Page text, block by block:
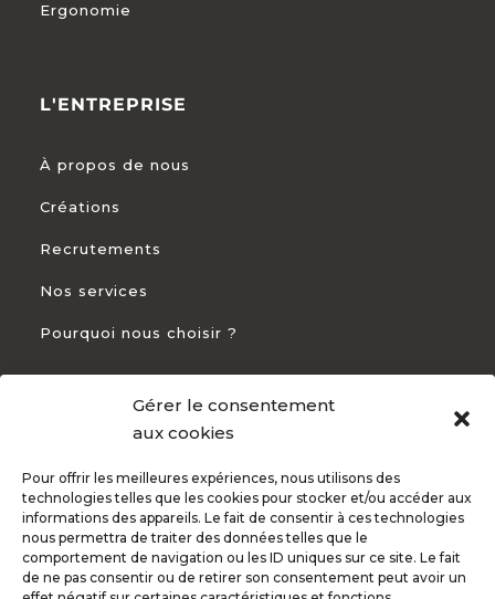
Gérer le consentement
aux cookies
Pour offrir les meilleures expériences, nous utilisons des
technologies telles que les cookies pour stocker et/ou accéder aux
informations des appareils. Le fait de consentir à ces technologies
nous permettra de traiter des données telles que le
comportement de navigation ou les ID uniques sur ce site. Le fait
de ne pas consentir ou de retirer son consentement peut avoir un
Ergonomie
L'ENTREPRISE
À propos de nous
Créations
Recrutements
Nos services
Pourquoi nous choisir ?
CONTACT
 +33 5 54 54 93 94
 82 Rte de Bayonne 31300 Toulouse